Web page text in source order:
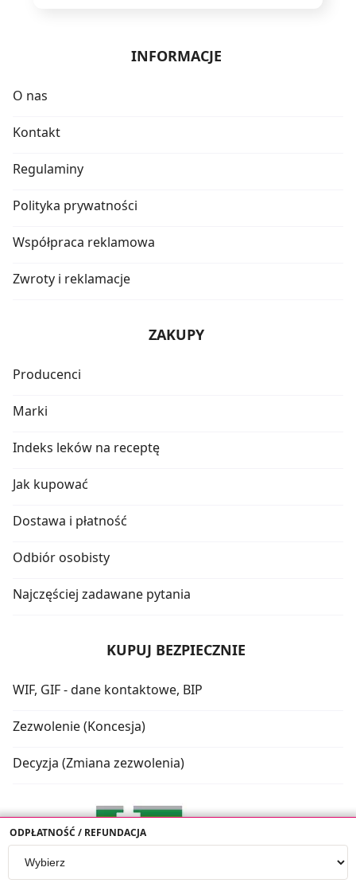
ODPŁATNOŚĆ / REFUNDACJA
INFORMACJE
O nas
Kontakt
Regulaminy
Polityka prywatności
Współpraca reklamowa
Zwroty i reklamacje
ZAKUPY
Producenci
Marki
Indeks leków na receptę
Jak kupować
Dostawa i płatność
Odbiór osobisty
Najczęściej zadawane pytania
KUPUJ BEZPIECZNIE
WIF, GIF - dane kontaktowe, BIP
Zezwolenie (Koncesja)
Decyzja (Zmiana zezwolenia)